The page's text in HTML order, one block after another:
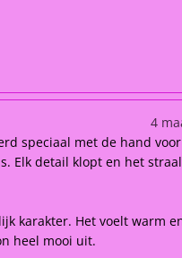
4
speciaal met de hand
Elk detail klopt en het
karakter. Het voelt warm
heel mooi uit.